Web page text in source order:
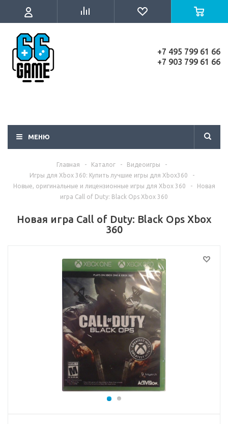
+7 495 799 61 66
+7 903 799 61 66
МЕНЮ
Главная - Каталог - Видеоигры
-
Игры для Xbox 360: Купить лучшие игры для Xbox360
-
Новые, оригинальные и лицензионные игры для Xbox 360
-
Новая
игра Call of Duty: Black Ops Xbox 360
Новая игра Call of Duty: Black Ops Xbox
360